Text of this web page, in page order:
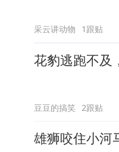
采云讲动物 1跟贴
花豹逃跑不及
豆豆的搞笑 2跟贴
雄狮咬住小河